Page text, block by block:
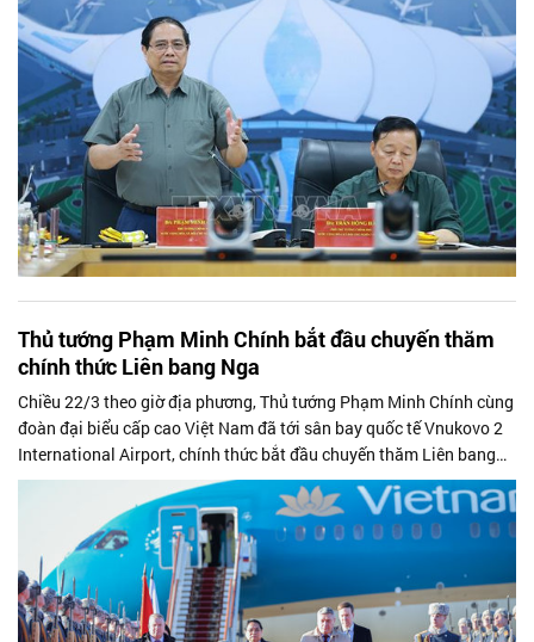
Thủ tướng Phạm Minh Chính bắt đầu chuyến thăm
chính thức Liên bang Nga
Chiều 22/3 theo giờ địa phương, Thủ tướng Phạm Minh Chính cùng
đoàn đại biểu cấp cao Việt Nam đã tới sân bay quốc tế Vnukovo 2
International Airport, chính thức bắt đầu chuyến thăm Liên bang
Nga từ ngày 22 đến 25/3 theo lời mời của Thủ tướng Nga Mikhail